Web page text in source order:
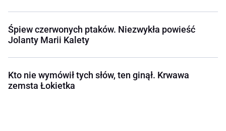
Śpiew czerwonych ptaków. Niezwykła powieść
Jolanty Marii Kalety
Kto nie wymówił tych słów, ten ginął. Krwawa
zemsta Łokietka